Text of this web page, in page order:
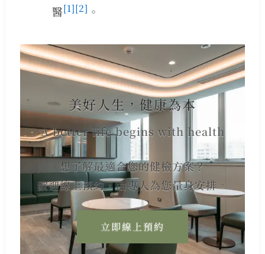
醫[1][2] 。
美好人生，健康為本
A better life begins with health
想了解最適合您的健檢方案？
歡迎線上預約，由專人為您量身安排。
立即線上預約